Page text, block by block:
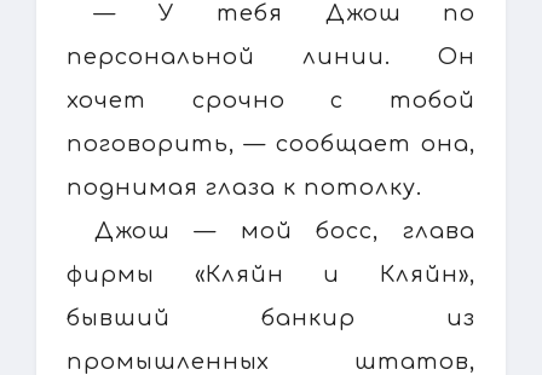
— У тебя Джош по
персональной линии. Он
хочет срочно с тобой
поговорить, — сообщает она,
поднимая глаза к потолку.
Джош — мой босс, глава
фирмы «Кляйн и Кляйн»,
бывший банкир из
промышленных штатов,